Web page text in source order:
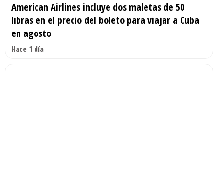
American Airlines incluye dos maletas de 50
libras en el precio del boleto para viajar a Cuba
en agosto
Hace 1 día